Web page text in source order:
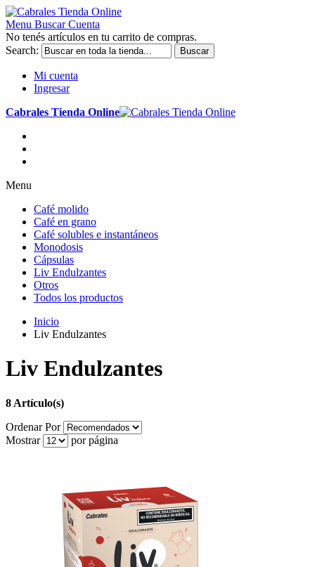
Menu Buscar Cuenta
No tenés artículos en tu carrito de compras.
Search:
Buscar
Mi cuenta
Ingresar
Cabrales Tienda Online
Menu
Café molido
Café en grano
Café solubles e instantáneos
Monodosis
Cápsulas
Liv Endulzantes
Otros
Todos los productos
Inicio
Liv Endulzantes
Liv Endulzantes
8 Artículo(s)
Ordenar Por
Mostrar
por página